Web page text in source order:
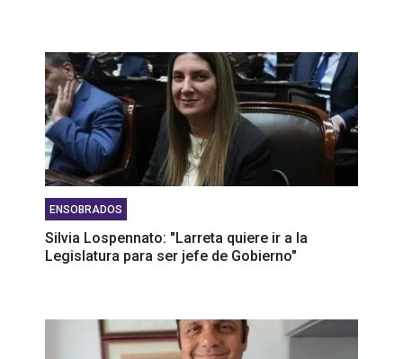
ENSOBRADOS
Silvia Lospennato: "Larreta quiere ir a la
Legislatura para ser jefe de Gobierno"